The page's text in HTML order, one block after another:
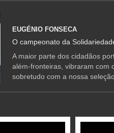
EUGÉNIO FONSECA
O campeonato da
A maior parte dos cidadãos
além-fronteiras, vibraram com
sobretudo com a nossa